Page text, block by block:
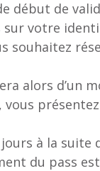
début de
votre
souhaitez
alors d’un
vous
à la suite
du pass